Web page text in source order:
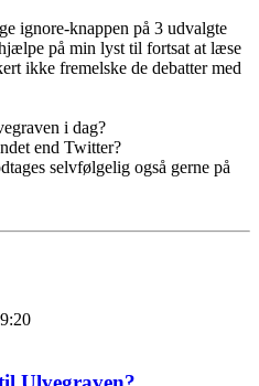
ignore-knappen på 3 udvalgte
på min lyst til fortsat at læse
ikke fremelske de debatter med
i dag?
end Twitter?
selvfølgelig også gerne på